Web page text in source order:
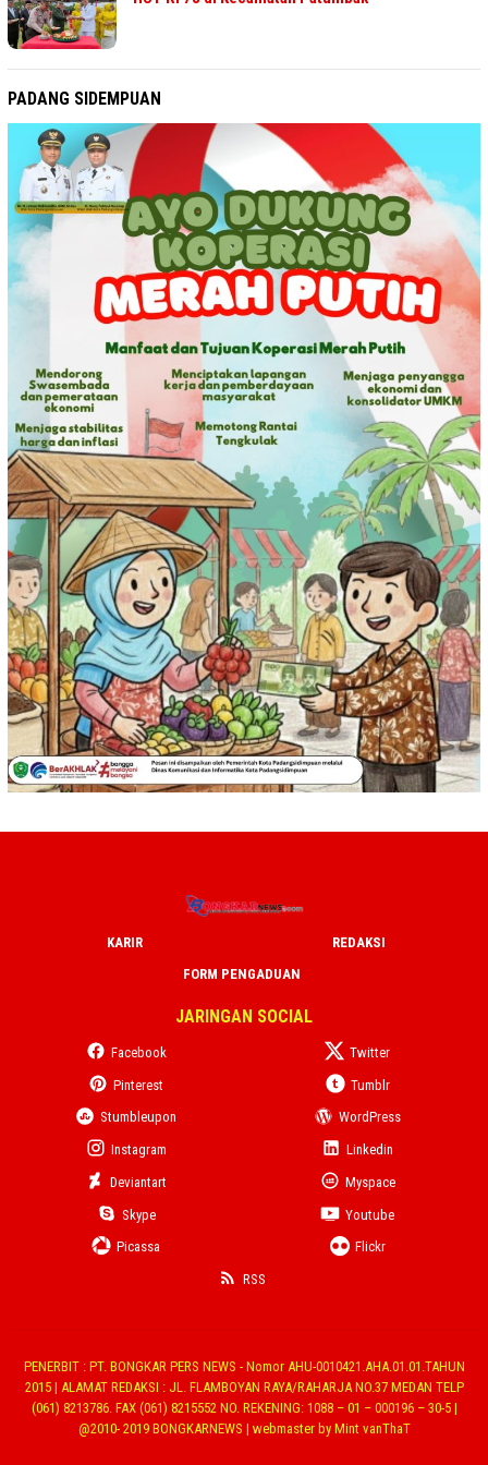
PADANG SIDEMPUAN
KARIR
REDAKSI
FORM PENGADUAN
JARINGAN SOCIAL
Facebook
Twitter
Pinterest
Tumblr
Stumbleupon
WordPress
Instagram
Linkedin
Deviantart
Myspace
Skype
Youtube
Picassa
Flickr
RSS
PENERBIT : PT. BONGKAR PERS NEWS - Nomor AHU-0010421.AHA.01.01.TAHUN
2015 | ALAMAT REDAKSI : JL. FLAMBOYAN RAYA/RAHARJA NO.37 MEDAN TELP
(061) 8213786. FAX (061) 8215552 NO. REKENING: 1088 – 01 – 000196 – 30-5 |
@2010- 2019 BONGKARNEWS | webmaster by Mint vanThaT